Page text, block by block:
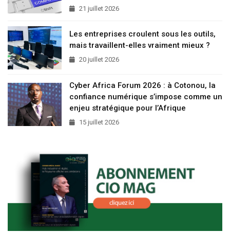
21 juillet 2026
Les entreprises croulent sous les outils,
mais travaillent-elles vraiment mieux ?
20 juillet 2026
Cyber Africa Forum 2026 : à Cotonou, la
confiance numérique s’impose comme un
enjeu stratégique pour l’Afrique
15 juillet 2026